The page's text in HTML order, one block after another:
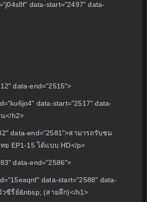
data-start="2497" data-
data-end="2515">
data-start="2517" data-
</h2>
data-end="2581">สามารถรับชม
ย EP1-15 ได้แบบ HD</p>
data-end="2586">
data-start="2588" data-
ซีรี่ย์&nbsp; (สายลึก)</h1>